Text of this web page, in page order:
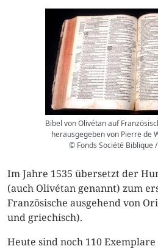
Bibel von Olivétan auf
herausgegeben von Pierre de
© Fonds Société Biblique
Im Jahre 1535 übersetzt der
(auch Olivétan genannt) zum
Französische ausgehend von
und griechisch).
Heute sind noch 110